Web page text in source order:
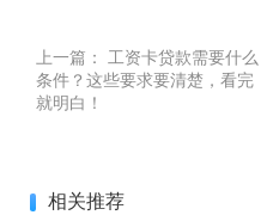
上一篇：
工资卡贷款需要什么
条件？这些要求要清楚，看完
就明白！
相关推荐